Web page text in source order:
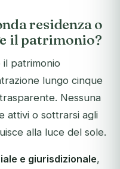
residenza o
il patrimonio?
patrimonio
lungo cinque
Nessuna
attivi o sottrarsi agli
alla luce del sole.
e giurisdizionale,